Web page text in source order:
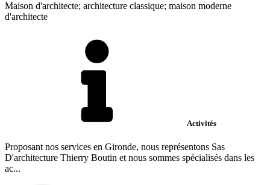
Maison d'architecte; architecture classique; maison moderne
d'architecte
Activités
Proposant nos services en Gironde, nous représentons Sas
D'architecture Thierry Boutin et nous sommes spécialisés dans les
ac...